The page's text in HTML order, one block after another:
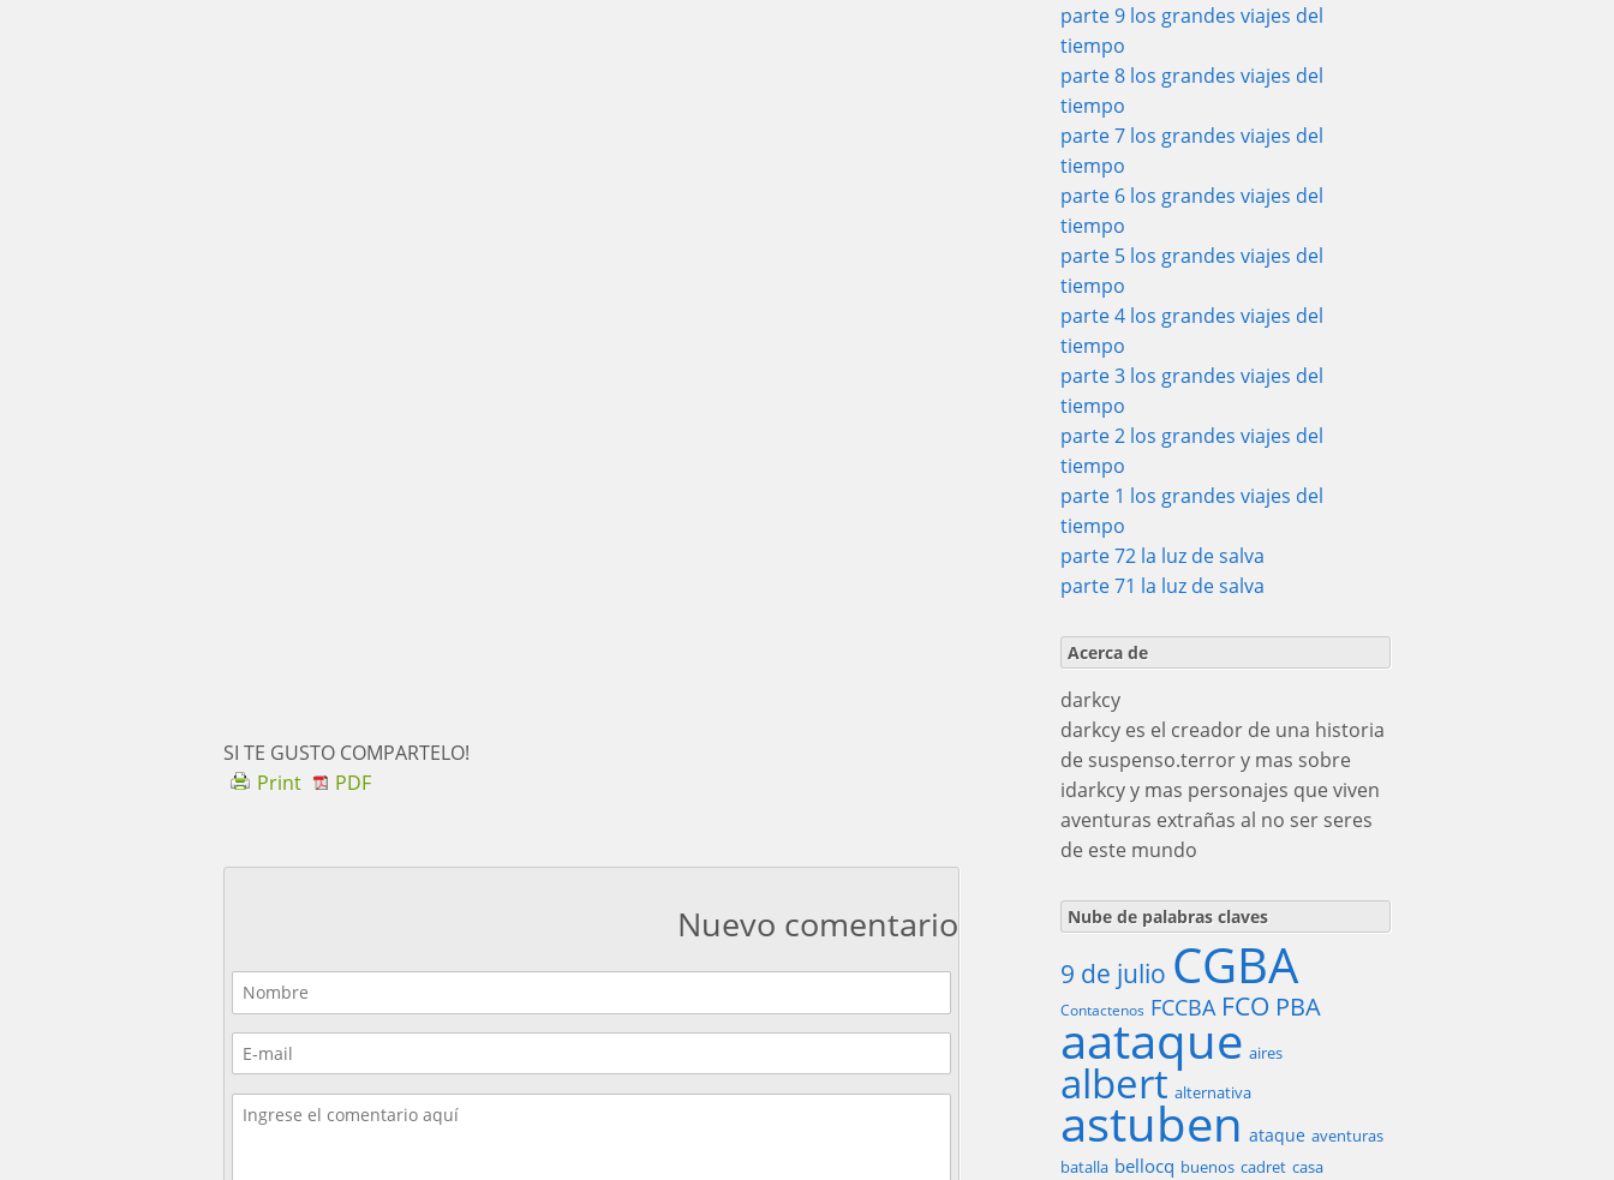
SI TE GUSTO COMPARTELO!
Print
PDF
Nuevo comentario
parte 9 los grandes viajes del
tiempo
parte 8 los grandes viajes del
tiempo
parte 7 los grandes viajes del
tiempo
parte 6 los grandes viajes del
tiempo
parte 5 los grandes viajes del
tiempo
parte 4 los grandes viajes del
tiempo
parte 3 los grandes viajes del
tiempo
parte 2 los grandes viajes del
tiempo
parte 1 los grandes viajes del
tiempo
parte 72 la luz de salva
parte 71 la luz de salva
Acerca de
darkcy
darkcy es el creador de una historia
de suspenso.terror y mas sobre
idarkcy y mas personajes que viven
aventuras extrañas al no ser seres
de este mundo
Nube de palabras claves
9 de julio CGBA
Contactenos FCCBA FCO PBA
aataque aires
albert alternativa
astuben ataque aventuras
batalla bellocq buenos cadret casa